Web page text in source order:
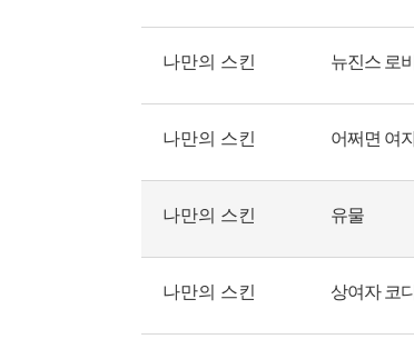
나만의 스킨 뉴진스 로비
나만의 스킨 어쩌면 여
나만의 스킨 유물
나만의 스킨 상여자 코